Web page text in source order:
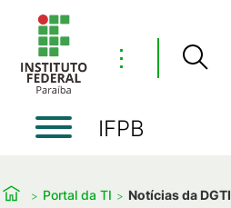
⋮
IFPB
Portal da TI Notícias da DGTI